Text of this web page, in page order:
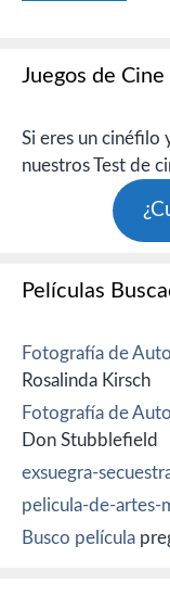
Juegos de Cine
Si eres un cinéfilo
nuestros Test de
Películas
Fotografía de
Rosalinda Kirsch
Fotografía de
Don Stubblefield
exsuegra-
pelicula-de-artes-
Busco película